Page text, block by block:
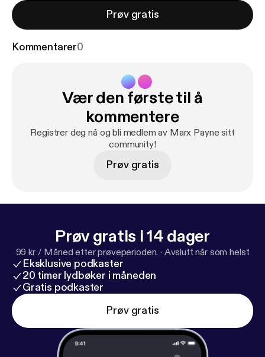
Prøv gratis
Kommentarer0
Vær den første til å
kommentere
Registrer deg nå og bli medlem av Marx Payne sitt
community!
Prøv gratis
Prøv gratis i 14 dager
99 kr / Måned etter prøveperioden. · Avslutt når som helst
Eksklusive podkaster
20 timer lydbøker i måneden
Gratis podkaster
Prøv gratis